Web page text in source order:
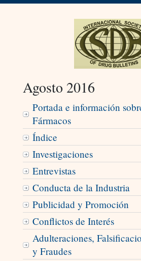
Agosto 2016
Portada e información
Fármacos
Índice
Investigaciones
Entrevistas
Conducta de la Industria
Publicidad y Promoción
Conflictos de Interés
Adulteraciones,
y Fraudes